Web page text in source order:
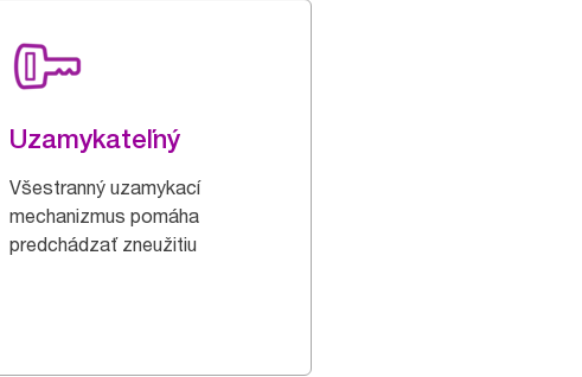
Uzamykateľný
Všestranný uzamykací
mechanizmus pomáha
predchádzať zneužitiu